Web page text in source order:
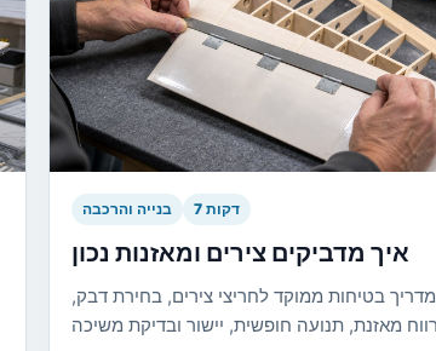
בנייה והרכבה 7 דקות
איך מדביקים צירים ומאזנות נכון
מדריך בטיחות ממוקד לחריצי צירים, בחירת דבק,